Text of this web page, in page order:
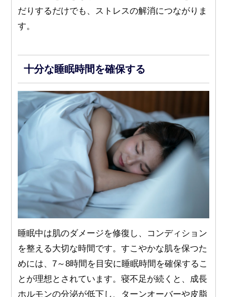
だりするだけでも、ストレスの解消につながりま
す。
十分な睡眠時間を確保する
睡眠中は肌のダメージを修復し、コンディション
を整える大切な時間です。すこやかな肌を保つた
めには、7～8時間を目安に睡眠時間を確保するこ
とが理想とされています。寝不足が続くと、成長
ホルモンの分泌が低下し、ターンオーバーや皮脂